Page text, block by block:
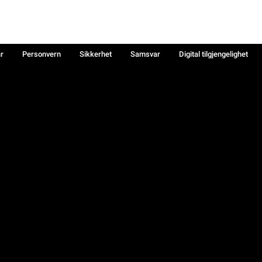
Personvern Sikkerhet Samsvar
Digital tilgjengelighet